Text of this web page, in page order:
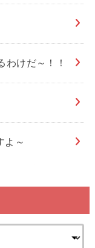
わけだ～！！
よ～